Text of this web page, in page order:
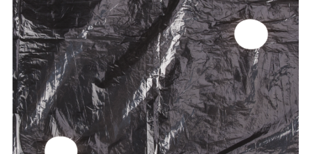
Cosuri Pentru Gunoi
Butoaie pentru vin
Fose Septice
Utilaje agricole
Motosape
Tocatoare crengi
Chiuvete Baie si Bucatarie